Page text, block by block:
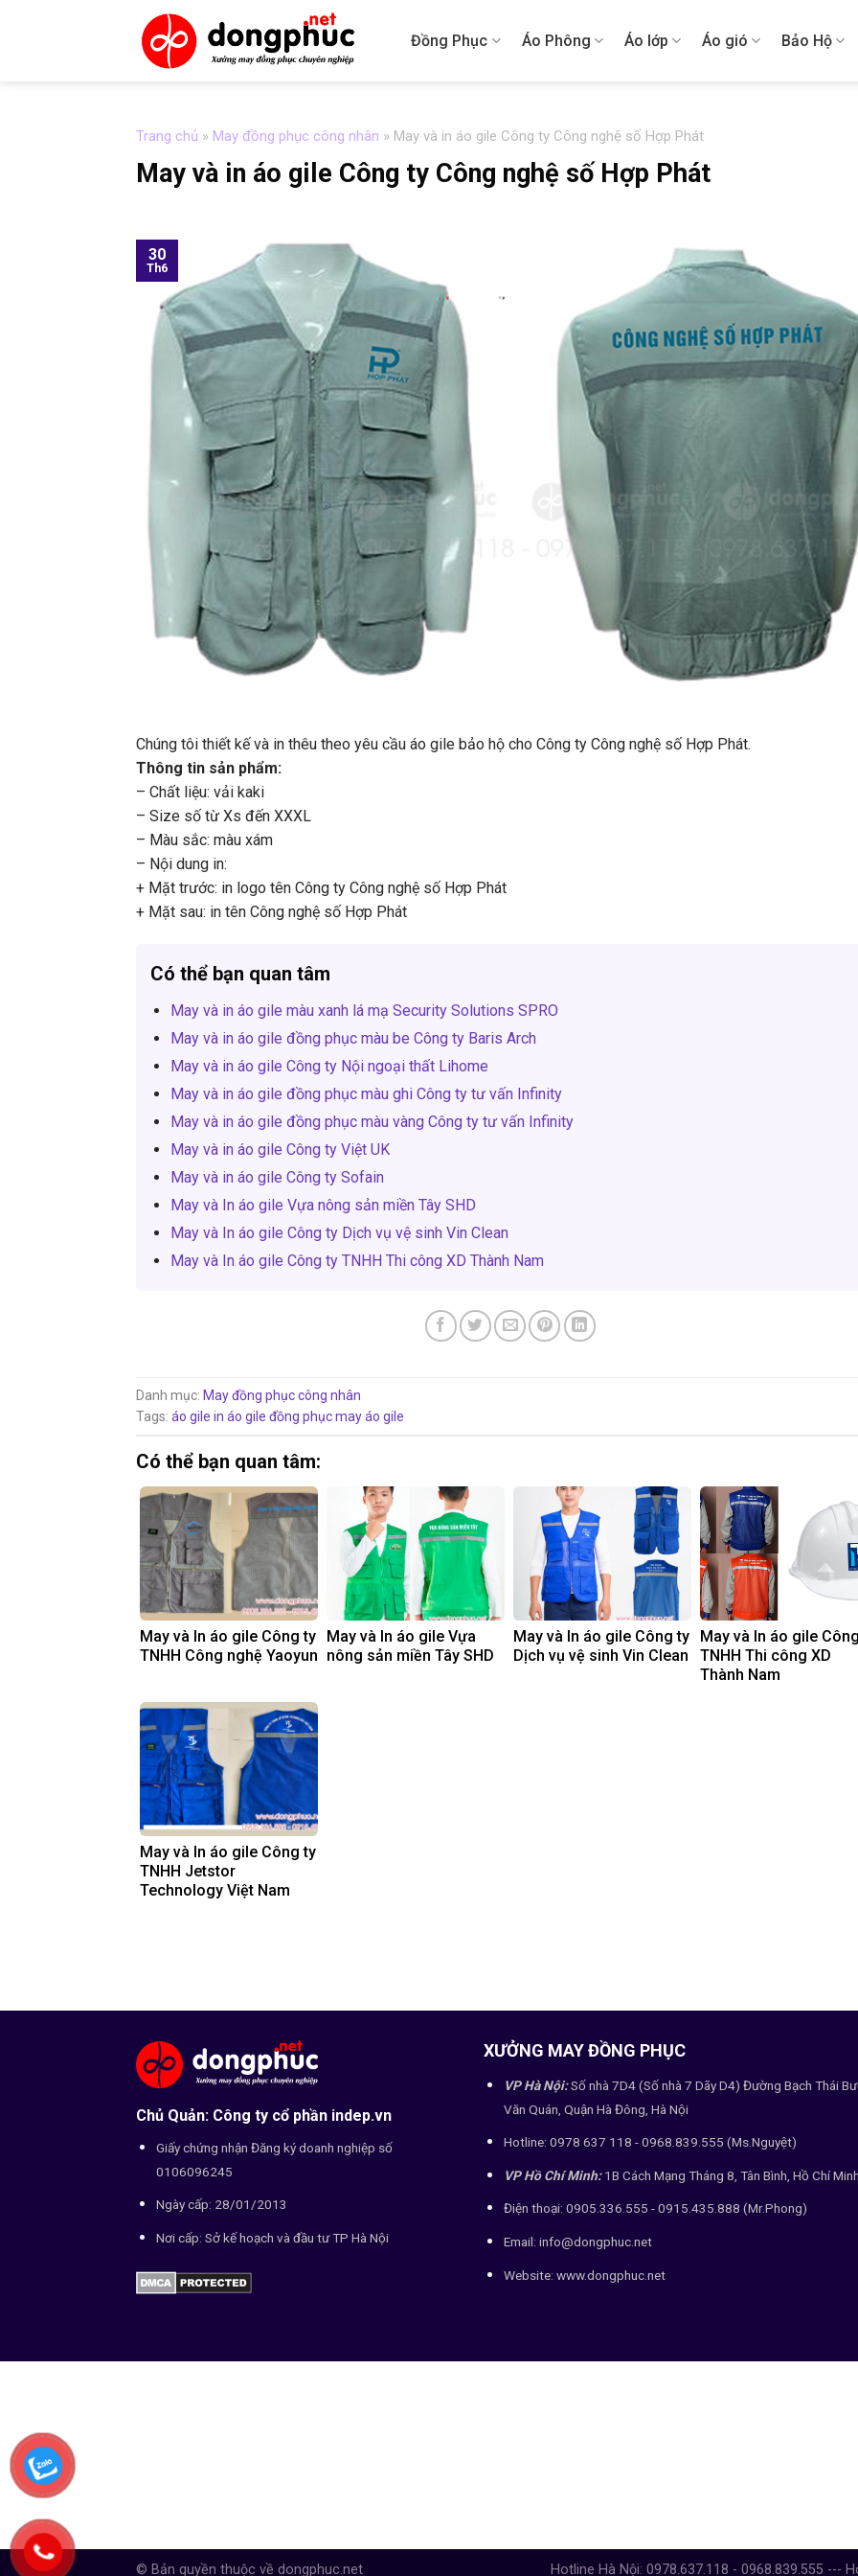
Đồng Phục Áo Phông Áo lớp Áo gió Bảo Hộ
Trang chủ » May đồng phục công nhân » May và in áo gile Công ty Công nghệ số Hợp Phát
May và in áo gile Công ty Công nghệ số Hợp Phát
30
Th6
Chúng tôi thiết kế và in thêu theo yêu cầu áo gile bảo hộ cho Công ty Công nghệ số Hợp Phát.
Thông tin sản phẩm:
– Chất liệu: vải kaki
– Size số từ Xs đến XXXL
– Màu sắc: màu xám
– Nội dung in:
+ Mặt trước: in logo tên Công ty Công nghệ số Hợp Phát
+ Mặt sau: in tên Công nghệ số Hợp Phát
Có thể bạn quan tâm
May và in áo gile màu xanh lá mạ Security Solutions SPRO
May và in áo gile đồng phục màu be Công ty Baris Arch
May và in áo gile Công ty Nội ngoại thất Lihome
May và in áo gile đồng phục màu ghi Công ty tư vấn Infinity
May và in áo gile đồng phục màu vàng Công ty tư vấn Infinity
May và in áo gile Công ty Việt UK
May và in áo gile Công ty Sofain
May và In áo gile Vựa nông sản miền Tây SHD
May và In áo gile Công ty Dịch vụ vệ sinh Vin Clean
May và In áo gile Công ty TNHH Thi công XD Thành Nam
Danh mục: May đồng phục công nhân
Tags: áo gile in áo gile đồng phụcmay áo gile
Có thể bạn quan tâm:
May và In áo gile Công ty
TNHH Công nghệ Yaoyun
May và In áo gile Vựa
nông sản miền Tây SHD
May và In áo gile Công ty
Dịch vụ vệ sinh Vin Clean
May và In áo gile
TNHH Thi công XD
Thành Nam
May và In áo gile Công ty
TNHH Jetstor
Technology Việt Nam
Chủ Quản: Công ty cổ phần indep.vn
Giấy chứng nhận Đăng ký doanh nghiệp số
0106096245
Ngày cấp: 28/01/2013
Nơi cấp: Sở kế hoạch và đầu tư TP Hà Nội
XƯỞNG MAY ĐỒNG PHỤC
VP Hà Nội:Số nhà 7D4 (Số nhà 7 Dãy D4) Đường Bạch Thái
Văn Quán, Quận Hà Đông, Hà Nội
Hotline: 0978 637 118 - 0968.839.555 (Ms.Nguyệt)
VP Hồ Chí Minh:1B Cách Mạng Tháng 8, Tân Bình, Hồ Chí
Điện thoại: 0905.336.555 - 0915.435.888 (Mr.Phong)
Email: info@dongphuc.net
Website:www.dongphuc.net
Hotline Hà Nội: 0978.637.118 - 0968.839.555 ---
© Bản quyền thuộc về dongphuc.net